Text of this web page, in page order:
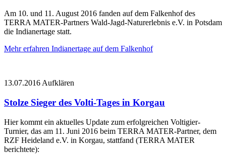
Am 10. und 11. August 2016 fanden auf dem Falkenhof des
TERRA MATER-Partners Wald-Jagd-Naturerlebnis e.V. in Potsdam
die Indianertage statt.
Mehr erfahren Indianertage auf dem Falkenhof
13.07.2016 Aufklären
Stolze Sieger des Volti-Tages in Korgau
Hier kommt ein aktuelles Update zum erfolgreichen Voltigier-
Turnier, das am 11. Juni 2016 beim TERRA MATER-Partner, dem
RZF Heideland e.V. in Korgau, stattfand (TERRA MATER
berichtete):